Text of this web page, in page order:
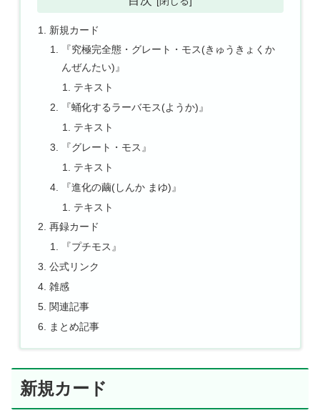
新規カード
『究極完全態・グレート・モス(きゅうきょくか
んぜんたい)』
テキスト
『蛹化するラーバモス(ようか)』
テキスト
『グレート・モス』
テキスト
『進化の繭(しんか まゆ)』
テキスト
再録カード
『プチモス』
公式リンク
雑感
関連記事
まとめ記事
新規カード